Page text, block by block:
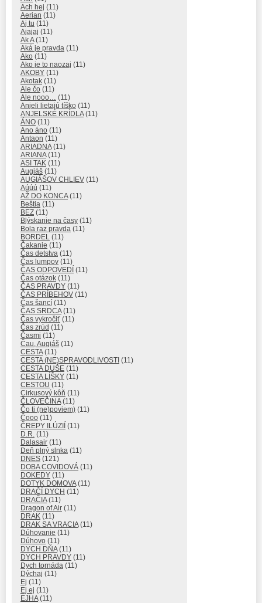
Ach hej (11)
Aerian (11)
Aj tu (11)
Ajajaj (11)
Ak A(11)
Aká je pravda (11)
Ako (11)
Ako je to naozaj (11)
AKOBY (11)
Akotak (11)
Ale čo (11)
Ale nooo… (11)
Anjeli lietajú tíško (11)
ANJELSKÉ KRÍDLA(11)
ÁNO (11)
Ano áno (11)
Antaon (11)
ARIADNA(11)
ARIANA(11)
ASI TAK (11)
Augiáš (11)
AUGIÁŠOV CHLIEV (11)
Aúúú (11)
AŽ DO KONCA(11)
Beštia (11)
BEZ (11)
Blýskanie na časy (11)
Bola raz pravda (11)
BORDEL (11)
Čakanie (11)
Čas detstva (11)
Čas lumpov (11)
ČAS ODPOVEDÍ (11)
Čas otázok (11)
ČAS PRAVDY (11)
ČAS PRÍBEHOV (11)
Čas šancí (11)
ČAS SRDCA(11)
Čas vykročiť (11)
Čas zrúd (11)
Časmi (11)
Čau, Augiáš (11)
CESTA(11)
CESTA (NE)SPRAVODLIVOSTI (11)
CESTA DUŠE (11)
CESTA LÍŠKY (11)
CESTOU (11)
Cirkusový kôň (11)
ČLOVEČINA(11)
Čo ti (ne)poviem) (11)
Čooo (11)
ČREPY ILÚZIÍ
(11)
D.R. (11)
Dalasair (11)
Deň plný slnka (11)
DNES (121)
DOBA COVIDOVÁ (11)
DOKEDY (11)
DOTYK DOMOVA(11)
DRAČÍ DYCH (11)
DRAČIA(11)
Dragon of Air (11)
DRAK (11)
DRAK SA VRACIA(11)
Dúhovanie (11)
Dúhovo (11)
DYCH DŇA(11)
DYCH PRAVDY (11)
Dych tornáda (11)
Dýchaj (11)
Ej (11)
Ej ej (11)
EJHA(11)